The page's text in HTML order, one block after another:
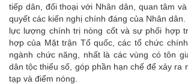
tiếp dân, đối thoại với Nhân dân, quan tâm
quyết các kiến nghị chính đáng của Nhân
lực lượng chính trị nòng cốt và sự phối hợp
hợp của Mặt trận Tổ quốc, các tổ chức
ngành chức năng, nhất là các vùng có tôn
dân tộc thiểu số, góp phần hạn chế để xảy ra
tạp và điểm nóng.